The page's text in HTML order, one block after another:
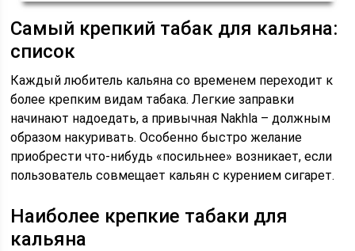
Самый крепкий табак для кальяна:
список
Каждый любитель кальяна со временем переходит к
более крепким видам табака. Легкие заправки
начинают надоедать, а привычная Nakhla – должным
образом накуривать. Особенно быстро желание
приобрести что-нибудь «посильнее» возникает, если
пользователь совмещает кальян с курением сигарет.
Наиболее крепкие табаки для
кальяна